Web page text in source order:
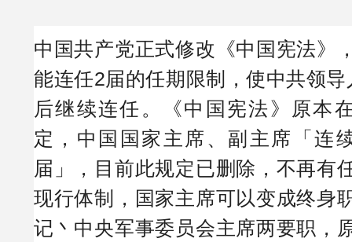
中国共产党正式修改《中国宪法》
能连任2届的任期限制，使中共领
后继续连任。《中国宪法》原本
定，中国国家主席、副主席「连
届」，目前此规定已删除，不再有
现行体制，国家主席可以变成终身
记丶中央军事委员会主席两要职，